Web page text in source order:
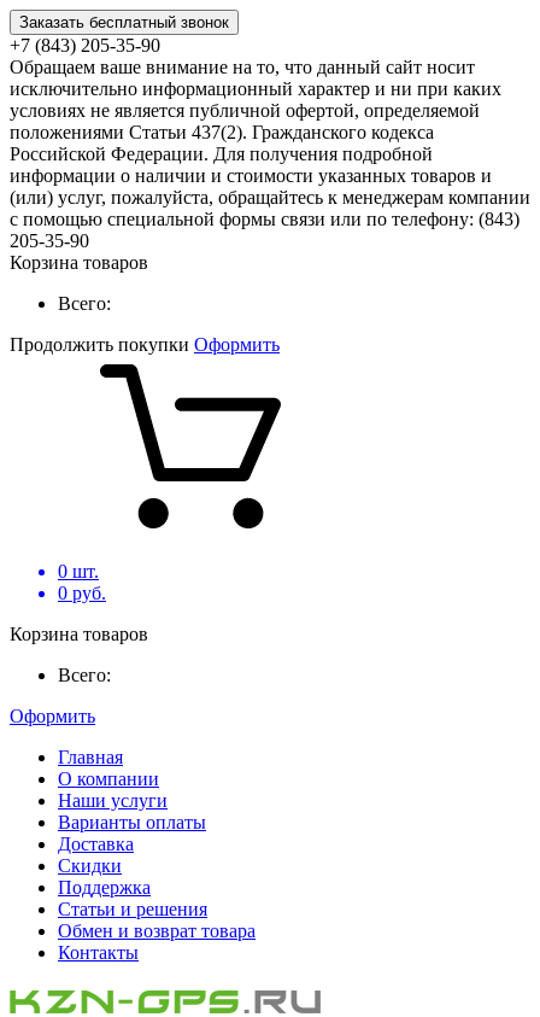
Заказать бесплатный звонок
+7 (843) 205-35-90
Обращаем ваше внимание на то, что данный сайт носит
исключительно информационный характер и ни при каких
условиях не является публичной офертой, определяемой
положениями Статьи 437(2). Гражданского кодекса
Российской Федерации. Для получения подробной
информации о наличии и стоимости указанных товаров и
(или) услуг, пожалуйста, обращайтесь к менеджерам компании
с помощью специальной формы связи или по телефону: (843)
205-35-90
Корзина товаров
Всего:
Продолжить покупки Оформить
0 шт.
0 руб.
Корзина товаров
Всего:
Оформить
Главная
О компании
Наши услуги
Варианты оплаты
Доставка
Скидки
Поддержка
Статьи и решения
Обмен и возврат товара
Контакты